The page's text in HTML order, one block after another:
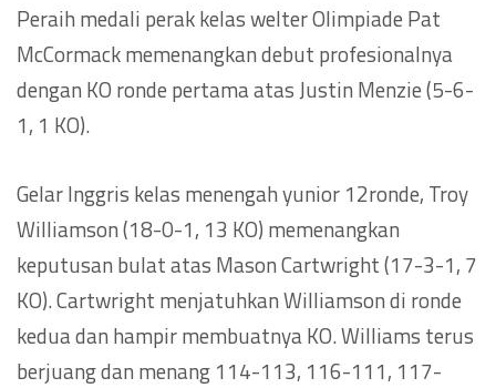
Peraih medali perak kelas welter Olimpiade Pat
McCormack memenangkan debut profesionalnya
dengan KO ronde pertama atas Justin Menzie (5-6-
1, 1 KO).
Gelar Inggris kelas menengah yunior 12ronde, Troy
Williamson (18-0-1, 13 KO) memenangkan
keputusan bulat atas Mason Cartwright (17-3-1, 7
KO). Cartwright menjatuhkan Williamson di ronde
kedua dan hampir membuatnya KO. Williams terus
berjuang dan menang 114-113, 116-111, 117-